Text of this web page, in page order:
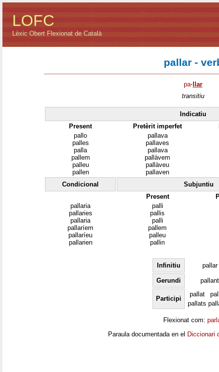
LOFC
Lèxic Obert Flexionat de Català
pallar -
pa· llar
transitiu
Indicatiu
Present
Pretèrit imperfet
pallo
palles
palla
pallem
palleu
pallen
pallava
pallaves
pallava
pallàvem
pallàveu
pallaven
Condicional
Subjuntiu
Present
pallaria
pallaries
pallaria
pallaríem
pallaríeu
pallarien
palli
pallis
palli
pallem
palleu
pallin
Infinitiu pallar
Gerundi pallant
Participi
pallat
pallats
Flexionat com:
Paraula documentada en el Diccionari